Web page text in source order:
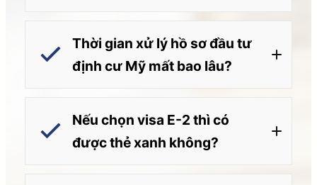
Thời gian xử lý hồ sơ đầu tư
định cư Mỹ mất bao lâu?
Nếu chọn visa E-2 thì có
được thẻ xanh không?